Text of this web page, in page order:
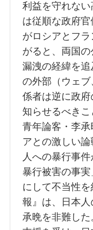
利益を守れな
は従順な政府
がロシアとフ
がると、両国
漏洩の経緯を
の外部（ウェ
係者は逆に政
知らせるべき
青年論客・李
アとの激しい
人への暴行事
暴行被害の事
にして不当性
報』は、日本
承晩を非難し